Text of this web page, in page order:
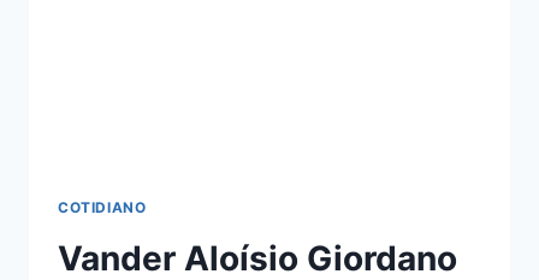
COTIDIANO
Vander Aloísio Giordano